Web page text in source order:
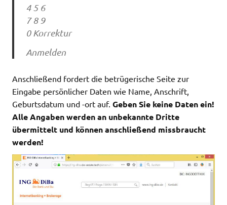
4 5 6
7 8 9
0 Korrektur
Anmelden
Anschließend fordert die betrügerische Seite zur
Eingabe persönlicher Daten wie Name, Anschrift,
Geburtsdatum und -ort auf. Geben Sie keine Daten ein!
Alle Angaben werden an unbekannte Dritte
übermittelt und können anschließend missbraucht
werden!